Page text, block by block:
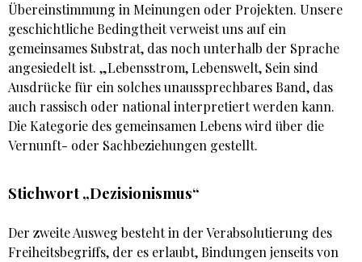
Übereinstimmung in Meinungen oder Projekten. Unsere
geschichtliche Bedingtheit verweist uns auf ein
gemeinsames Substrat, das noch unterhalb der Sprache
angesiedelt ist. „Lebensstrom, Lebenswelt, Sein sind
Ausdrücke für ein solches unaussprechbares Band, das
auch rassisch oder national interpretiert werden kann.
Die Kategorie des gemeinsamen Lebens wird über die
Vernunft- oder Sachbeziehungen gestellt.
Stichwort „Dezisionismus“
Der zweite Ausweg besteht in der Verabsolutierung des
Freiheitsbegriffs, der es erlaubt, Bindungen jenseits von